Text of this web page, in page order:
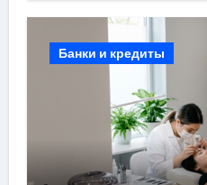
Банки и кредиты